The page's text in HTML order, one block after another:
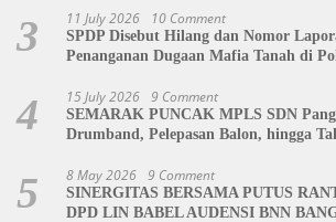
3 11 July 2026 10 Comment
SPDP Disebut Hilang dan Nomor
Penanganan Dugaan Mafia Tanah di
4 15 July 2026 9 Comment
SEMARAK PUNCAK MPLS SDN
Drumband, Pelepasan Balon, hingga
5 8 May 2026 9 Comment
SINERGITAS BERSAMA PUTUS
DPD LIN BABEL AUDENSI BNN